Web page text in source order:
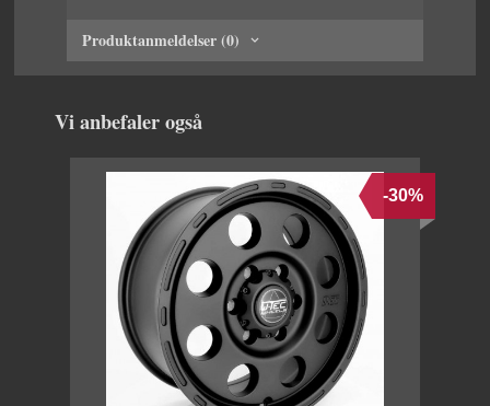
Produktanmeldelser (0)
Vi anbefaler også
-30%